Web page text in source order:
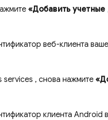
«Добавить
веб-клиента
services , снова нажмите
клиента Android